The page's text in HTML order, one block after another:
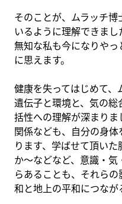
そのことが、ムラッチ
いるように理解できまし
無知な私も今になりやっ
に思えます。
健康を失ってはじめて、
遺伝子と環境と、気の
括性への理解が深まり
関係なども、自分の身
ります、学ばせて頂い
か〜などなど、意識・
らあることも、それら
和と地上の平和につなが